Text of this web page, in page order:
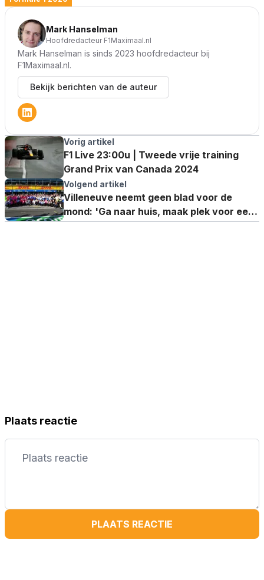
Mark Hanselman
Hoofdredacteur F1Maximaal.nl
Mark Hanselman is sinds 2023 hoofdredacteur bij
F1Maximaal.nl.
Bekijk berichten van de auteur
Vorig artikel
F1 Live 23:00u | Tweede vrije training
Grand Prix van Canada 2024
Volgend artikel
Villeneuve neemt geen blad voor de
mond: 'Ga naar huis, maak plek voor een
ander!'
Plaats reactie
PLAATS REACTIE